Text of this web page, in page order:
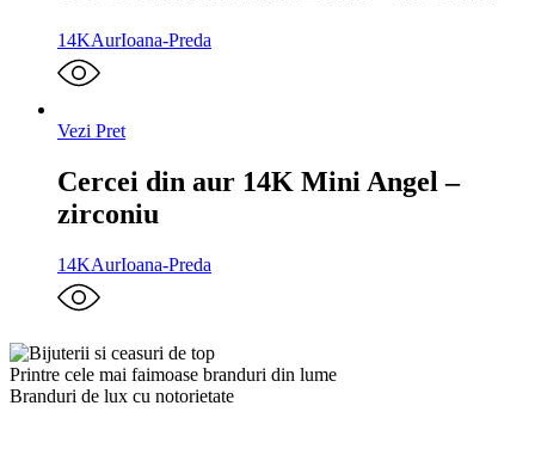
14KAurIoana-Preda
Vezi Pret
Cercei din aur 14K Mini Angel –
zirconiu
14KAurIoana-Preda
Printre cele mai faimoase branduri din lume
Branduri de lux cu notorietate